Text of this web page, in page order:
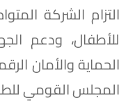
التزام الشركة
للأطفال، ودعم
الحماية والأمان
المجلس القومي